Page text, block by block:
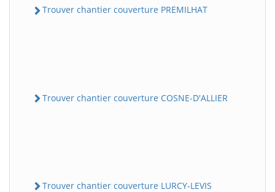
Trouver chantier couverture PREMILHAT
Trouver chantier couverture COSNE-D'ALLIER
Trouver chantier couverture LURCY-LEVIS